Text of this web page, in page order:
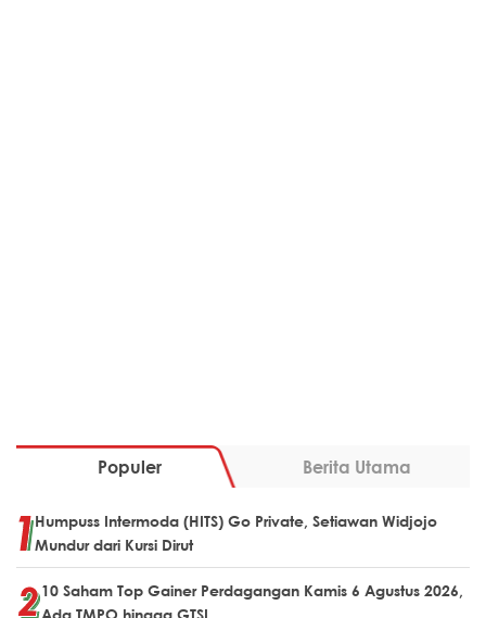
Populer Berita Utama
Humpuss Intermoda (HITS) Go Private, Setiawan Widjojo
Mundur dari Kursi Dirut
10 Saham Top Gainer Perdagangan Kamis 6 Agustus 2026,
Ada TMPO hingga GTSI